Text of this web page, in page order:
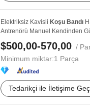
Elektriksiz Kavisli Koşu Bandı
Antrenörü Manuel Kendinden
$500,00-570,00 /
Minimum miktar:1 Parça
Tedarikçi ile İletişime